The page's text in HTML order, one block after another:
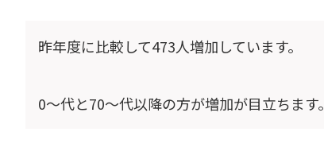
昨年度に比較して473人増加しています。
0～代と70～代以降の方が増加が目立ちます。